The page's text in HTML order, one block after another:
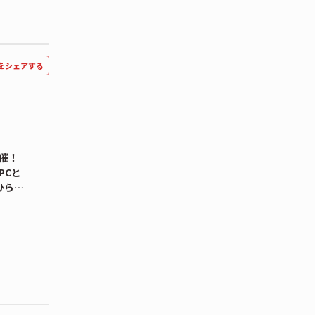
シェアする
！
と
ら